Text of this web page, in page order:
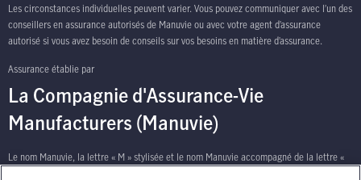
Les circonstances individuelles peuvent varier. Vous pouvez communiquer avec l’un des
conseillers en assurance autorisés de Manuvie ou avec votre agent d’assurance
autorisé si vous avez besoin de conseils sur vos besoins en matière d’assurance.
Assurance établie par
La Compagnie d'Assurance-Vie
Manufacturers (Manuvie)
Le nom Manuvie, la lettre « M » stylisée et le nom Manuvie accompagné de la lettre «